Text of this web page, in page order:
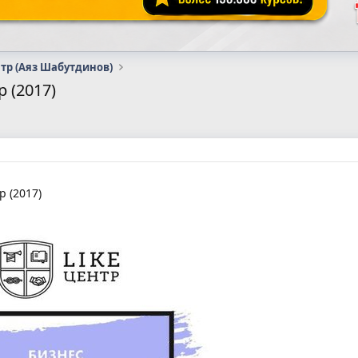
(Аяз Шабутдинов)
(2017)
(2017)